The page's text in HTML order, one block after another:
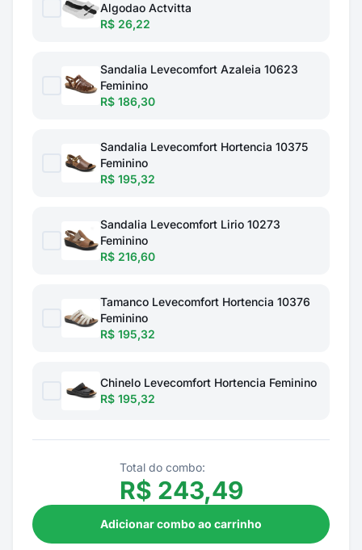
Algodao Actvitta
R$ 26,22
Sandalia Levecomfort Azaleia 10623
Feminino
R$ 186,30
Sandalia Levecomfort Hortencia 10375
Feminino
R$ 195,32
Sandalia Levecomfort Lirio 10273
Feminino
R$ 216,60
Tamanco Levecomfort Hortencia 10376
Feminino
R$ 195,32
Chinelo Levecomfort Hortencia Feminino
R$ 195,32
Total do combo:
R$ 243,49
Adicionar combo ao carrinho